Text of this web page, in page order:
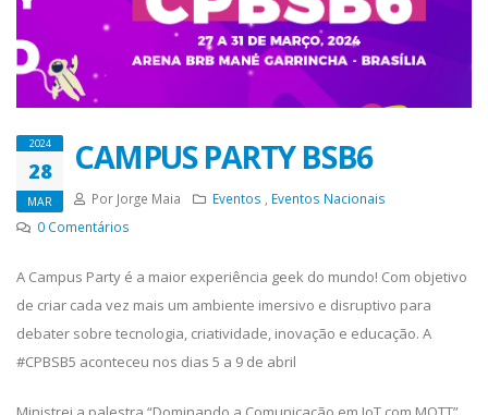
2024
28
MAR
CAMPUS PARTY BSB6
Por Jorge Maia Eventos
Eventos Nacionais
0 Comentários
A Campus Party é a maior experiência geek do mundo! Com objetivo
de criar cada vez mais um ambiente imersivo e disruptivo para
debater sobre tecnologia, criatividade, inovação e educação. A
#CPBSB5 aconteceu nos dias 5 a 9 de abril